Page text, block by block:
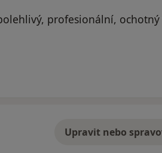
profesionální, ochotný
Upravit nebo